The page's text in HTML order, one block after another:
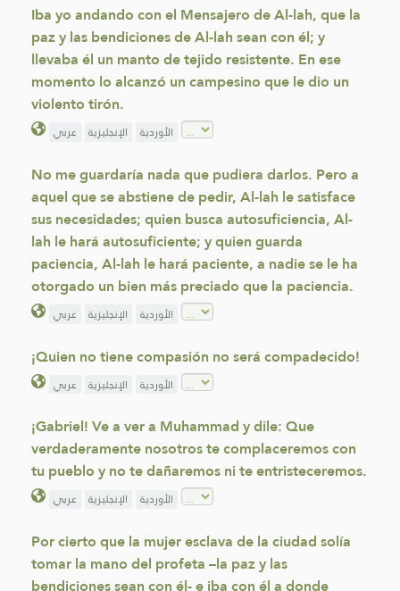
Iba yo andando con el Mensajero de Al-lah, que la
paz y las bendiciones de Al-lah sean con él; y
llevaba él un manto de tejido resistente. En ese
momento lo alcanzó un campesino que le dio un
violento tirón.
عربي الإنجليزية الأوردية
No me guardaría nada que pudiera darlos. Pero a
aquel que se abstiene de pedir, Al-lah le satisface
sus necesidades; quien busca autosuficiencia, Al-
lah le hará autosuficiente; y quien guarda
paciencia, Al-lah le hará paciente, a nadie se le ha
otorgado un bien más preciado que la paciencia.
عربي الإنجليزية الأوردية
¡Quien no tiene compasión no será compadecido!
عربي الإنجليزية الأوردية
¡Gabriel! Ve a ver a Muhammad y dile: Que
verdaderamente nosotros te complaceremos con
tu pueblo y no te dañaremos ni te entristeceremos.
عربي الإنجليزية الأوردية
Por cierto que la mujer esclava de la ciudad solía
tomar la mano del profeta –la paz y las